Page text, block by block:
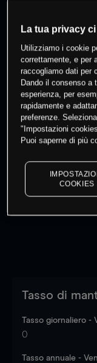
% dei
questo
I prezzi sono
dati di
Tasso di
Tasso giornaliero -
0
Tasso annuale -
La tua privacy
Utilizziamo i cookie
correttamente, e per
raccogliamo dati per
Dando il consenso a
esperienza, per
rapidamente e
preferenze.
"Impostazioni
Puoi saperne di più
COOKIES